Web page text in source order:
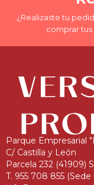
¿Realizaste tu
comprar tus
Parque Empresarial
C/ Castilla y León
Parcela 232 (41909)
T. 955 708 855 (Sede